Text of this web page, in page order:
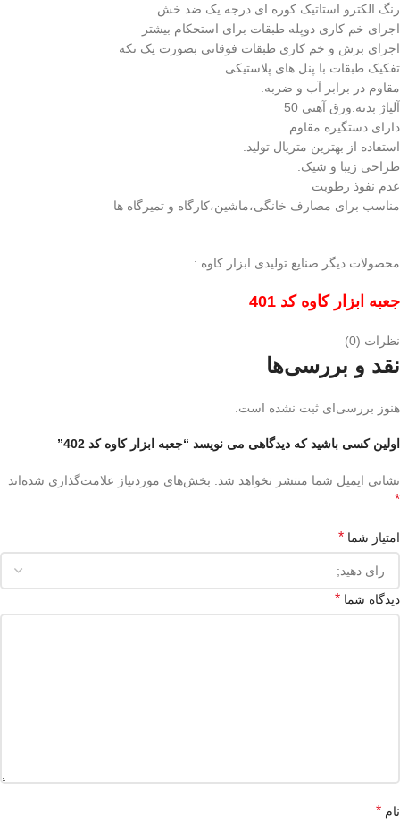
رنگ الکترو استاتیک کوره ای درجه یک ضد خش.
اجرای خم کاری دوپله طبقات برای استحکام بیشتر
اجرای برش و خم کاری طبقات فوقانی بصورت یک تکه
تفکیک طبقات با پنل های پلاستیکی
مقاوم در برابر آب و ضربه.
آلیاژ بدنه:ورق آهنی 50
دارای دستگیره مقاوم
استفاده از بهترین متریال تولید.
طراحی زیبا و شیک.
عدم نفوذ رطوبت
مناسب برای مصارف خانگی،ماشین،کارگاه و تمیرگاه ها
محصولات دیگر صنایع تولیدی ابزار کاوه :
جعبه ابزار کاوه کد 401
نظرات (0)
نقد و بررسی‌ها
هنوز بررسی‌ای ثبت نشده است.
اولین کسی باشید که دیدگاهی می نویسد “جعبه ابزار کاوه کد 402”
نشانی ایمیل شما منتشر نخواهد شد. بخش‌های موردنیاز علامت‌گذاری شده‌اند
*
امتیاز شما *
دیدگاه شما *
نام *